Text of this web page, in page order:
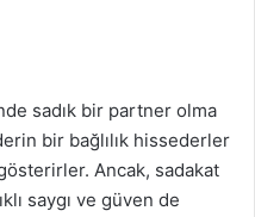
sadık bir partner olma
bir bağlılık hissederler
Ancak, sadakat
saygı ve güven de